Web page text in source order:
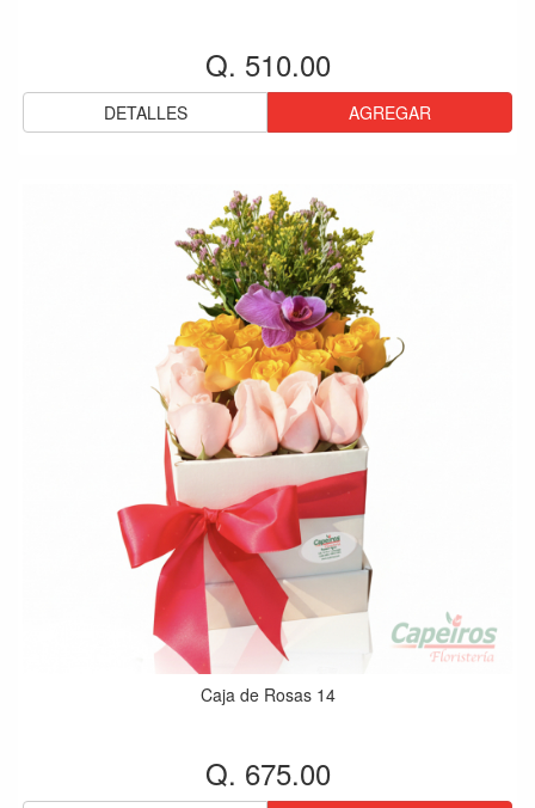
Q. 510.00
DETALLES AGREGAR
Caja de Rosas 14
Q. 675.00